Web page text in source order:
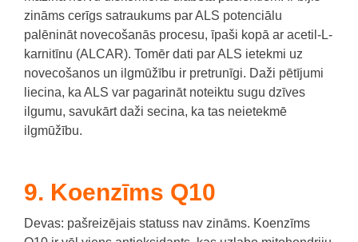
zināms cerīgs satraukums par ALS potenciālu
palēnināt novecošanās procesu, īpaši kopā ar acetil-L-
karnitīnu (ALCAR). Tomēr dati par ALS ietekmi uz
novecošanos un ilgmūžību ir pretrunīgi. Daži pētījumi
liecina, ka ALS var pagarināt noteiktu sugu dzīves
ilgumu, savukārt daži secina, ka tas neietekmē
ilgmūžību.
9. Koenzīms Q10
Devas: pašreizējais statuss nav zināms. Koenzīms